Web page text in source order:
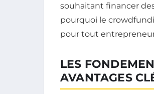
souhaitant financer
pourquoi le
pour tout
LES
AVANTAGES